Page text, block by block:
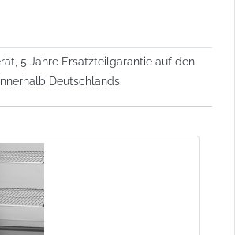
5 Jahre Ersatzteilgarantie auf den
Deutschlands.